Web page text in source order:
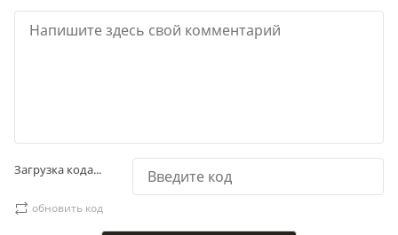
Загрузка кода...
обновить код